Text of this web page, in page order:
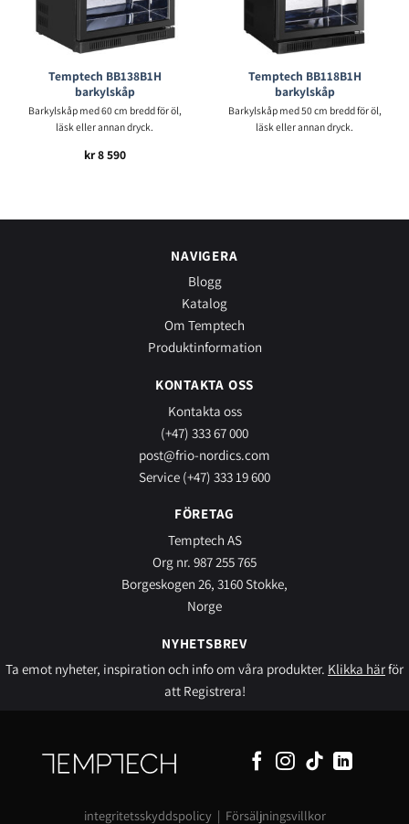
Temptech BB138B1H
barkylskåp
Barkylskåp med 60 cm bredd för öl,
läsk eller annan dryck.
kr8 590
Temptech BB118B1H
barkylskåp
Barkylskåp med 50 cm bredd för öl,
läsk eller annan dryck.
NAVIGERA
Blogg
Katalog
Om Temptech
Produktinformation
KONTAKTA OSS
Kontakta oss
(+47) 333 67 000
post@frio-nordics.com
Service (+47) 333 19 600
FÖRETAG
Temptech AS
Org nr. 987 255 765
Borgeskogen 26, 3160 Stokke,
Norge
NYHETSBREV
Ta emot nyheter, inspiration och info om våra produkter. Klikka härför
att Registrera!
integritetsskyddspolicy| Försäljningsvillkor